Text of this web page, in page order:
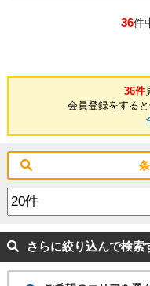
36件
36件
会員登録をする
さらに絞り込んで検索